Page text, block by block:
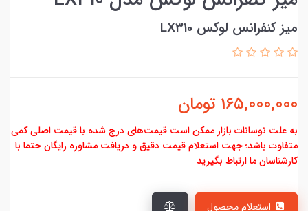
ميز كنفرانس لوکس LX310
165,000,000 تومان
به علت نوسانات بازار ممکن است قیمت‌های درج شده با قیمت اصلی کمی
متفاوت باشد؛ جهت استعلام قیمت دقیق و دریافت مشاوره رایگان حتما با
کارشناسان ما ارتباط بگیرید